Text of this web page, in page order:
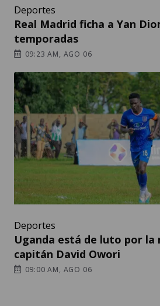
Deportes
Real Madrid ficha a Yan
temporadas
09:23 AM, AGO 06
Deportes
Uganda está de luto por la
capitán David Owori
09:00 AM, AGO 06